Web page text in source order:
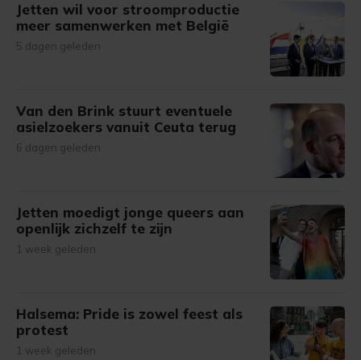
Jetten wil voor stroomproductie
meer samenwerken met België
5 dagen geleden
Van den Brink stuurt eventuele
asielzoekers vanuit Ceuta terug
6 dagen geleden
Jetten moedigt jonge queers aan
openlijk zichzelf te zijn
1 week geleden
Halsema: Pride is zowel feest als
protest
1 week geleden